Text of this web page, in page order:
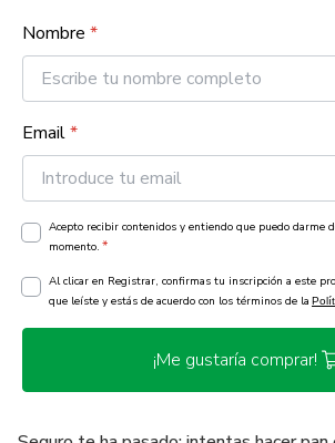
Nombre *
Email*
Acepto recibir contenidos y entiendo que puedo darme
momento. *
Al clicar en Registrar, confirmas tu inscripción a este
que leíste y estás de acuerdo con los términos de la
¡Me gustaría comprar!